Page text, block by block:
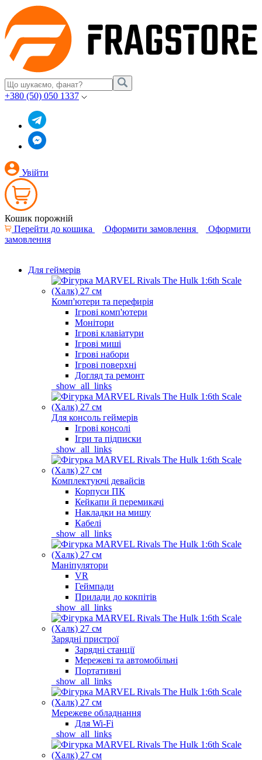
+380 (50) 050 1337
Увійти
Кошик порожній
Перейти до кошика
Оформити замовлення
Оформити
замовлення
Для геймерів
Комп'ютери та перефирія
Ігрові комп'ютери
Монітори
Ігрові клавіатури
Ігрові миші
Ігрові набори
Ігрові поверхні
Догляд та ремонт
_show_all_links
Для консоль геймерів
Ігрові консолі
Ігри та підписки
_show_all_links
Комплектуючі девайсів
Корпуси ПК
Кейкапи й перемикачі
Накладки на мишу
Кабелі
_show_all_links
Маніпулятори
VR
Геймпади
Прилади до кокпітів
_show_all_links
Зарядні пристрої
Зарядні станції
Мережеві та автомобільні
Портативні
_show_all_links
Мережеве обладнання
Для Wi-Fi
_show_all_links